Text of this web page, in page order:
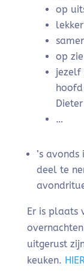
op
op
jezelf
Dieter
…
’s avonds
deel te
Er is plaats
uitgerust
keuken. HIER